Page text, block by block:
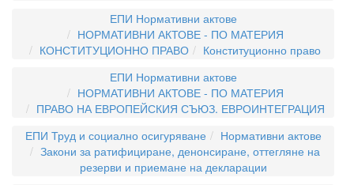
ЕПИ Нормативни актове
НОРМАТИВНИ АКТОВЕ - ПО МАТЕРИЯ
КОНСТИТУЦИОННО ПРАВО
Конституционно право
ЕПИ Нормативни актове
НОРМАТИВНИ АКТОВЕ - ПО МАТЕРИЯ
ПРАВО НА ЕВРОПЕЙСКИЯ СЪЮЗ. ЕВРОИНТЕГРАЦИЯ
ЕПИ Труд и социално осигуряване
Нормативни актове
Закони за ратифициране, денонсиране, оттегляне на
резерви и приемане на декларации